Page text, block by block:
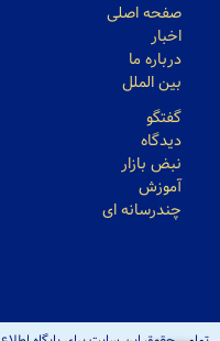
صفحه اصلی
اخبار
درباره ما
بین الملل
گفتگو
دیدگاه
نبض بازار
آموزش
چندرسانه ای